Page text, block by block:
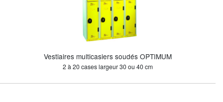
Vestiaires multicasiers soudés OPTIMUM
2 à 20 cases largeur 30 ou 40 cm